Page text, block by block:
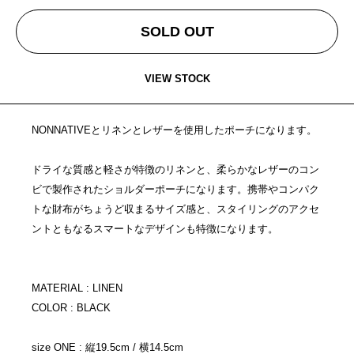
SOLD OUT
VIEW STOCK
NONNATIVEとリネンとレザーを使用したポーチになります。
ドライな質感と軽さが特徴のリネンと、柔らかなレザーのコン
ビで製作されたショルダーポーチになります。携帯やコンパク
トな財布がちょうど収まるサイズ感と、スタイリングのアクセ
ントともなるスマートなデザインも特徴になります。
MATERIAL : LINEN
COLOR : BLACK
size ONE : 縦19.5cm / 横14.5cm